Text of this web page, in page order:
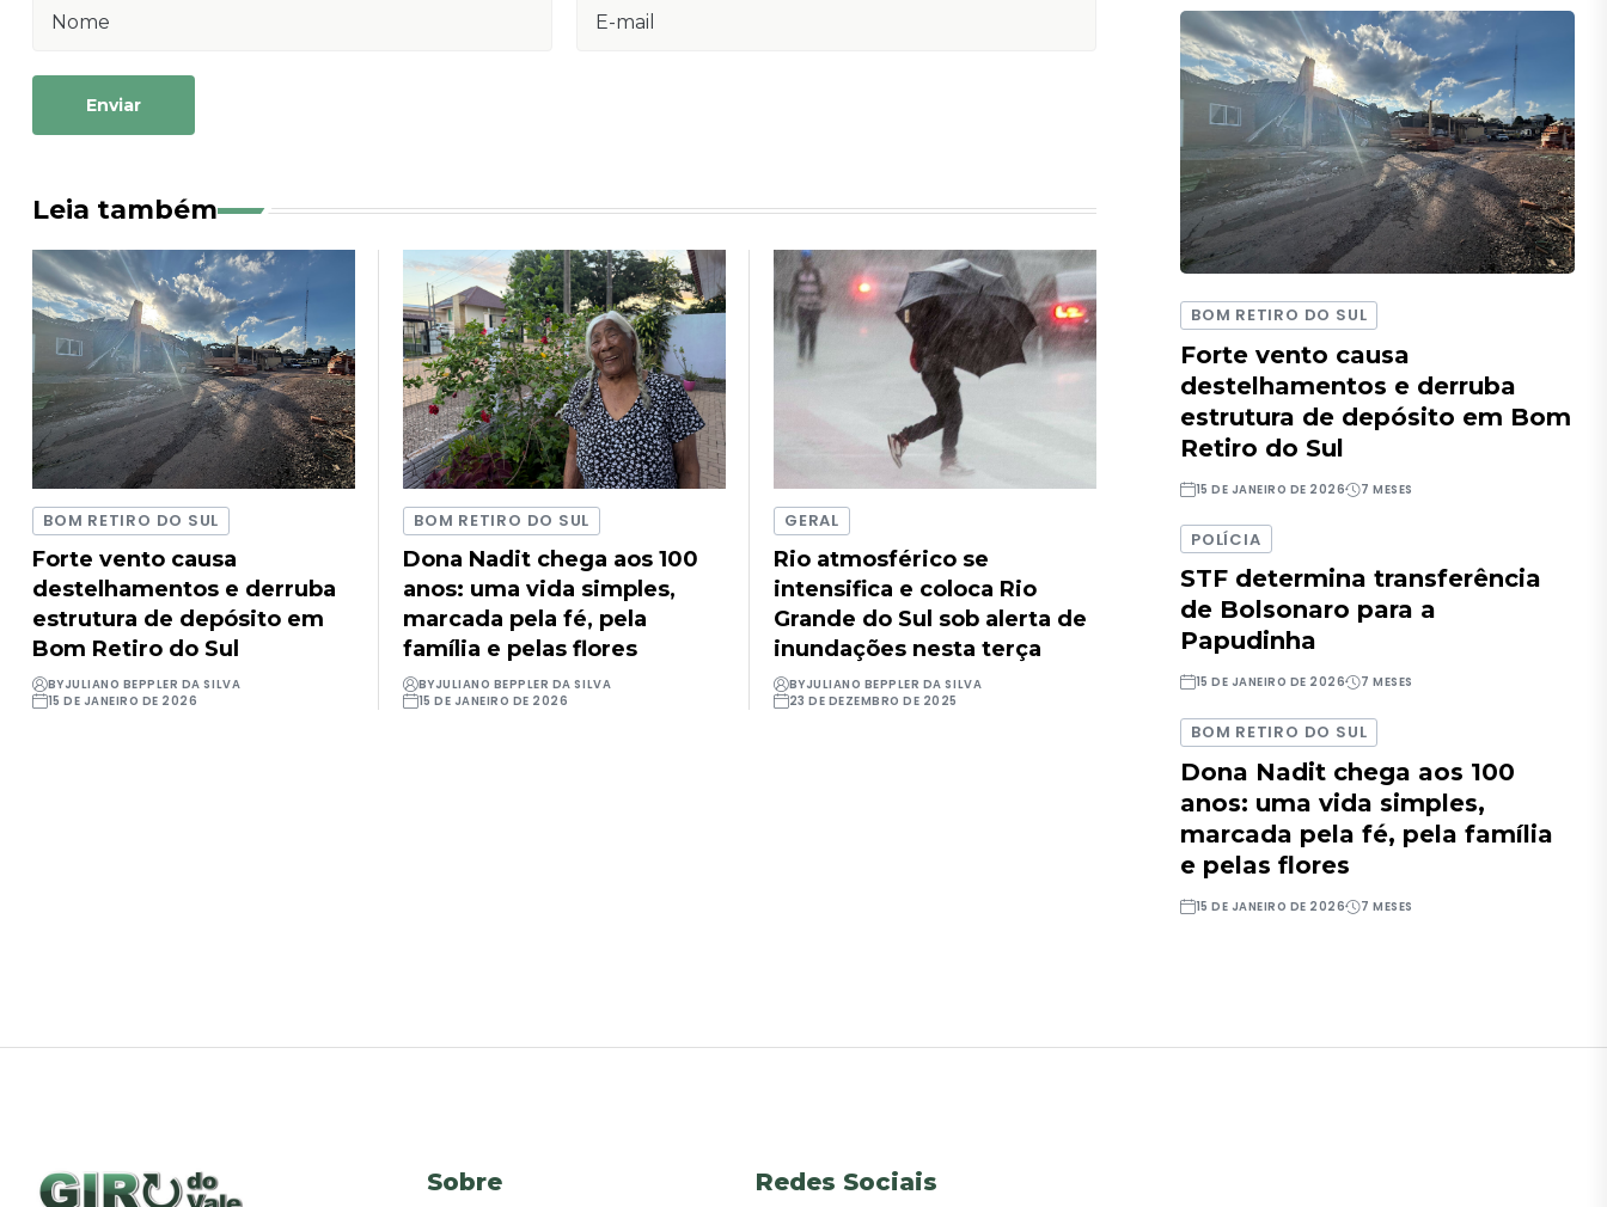
Enviar
Leia também
BOM RETIRO DO SUL
Forte vento causa
destelhamentos e derruba
estrutura de depósito em
Bom Retiro do Sul
BYJULIANO BEPPLER DA SILVA
15 DE JANEIRO DE 2026
BOM RETIRO DO SUL
Dona Nadit chega aos 100
anos: uma vida simples,
marcada pela fé, pela
família e pelas flores
BYJULIANO BEPPLER DA SILVA
15 DE JANEIRO DE 2026
GERAL
Rio atmosférico se
intensifica e coloca Rio
Grande do Sul sob alerta de
inundações nesta terça
BYJULIANO BEPPLER DA SILVA
23 DE DEZEMBRO DE 2025
BOM RETIRO DO SUL
Forte vento causa
destelhamentos e derruba
estrutura de depósito em Bom
Retiro do Sul
15 DE JANEIRO DE 2026 7 MESES
POLÍCIA
STF determina transferência
de Bolsonaro para a
Papudinha
15 DE JANEIRO DE 2026 7 MESES
BOM RETIRO DO SUL
Dona Nadit chega aos 100
anos: uma vida simples,
marcada pela fé, pela família
e pelas flores
15 DE JANEIRO DE 2026 7 MESES
Sobre Redes Sociais